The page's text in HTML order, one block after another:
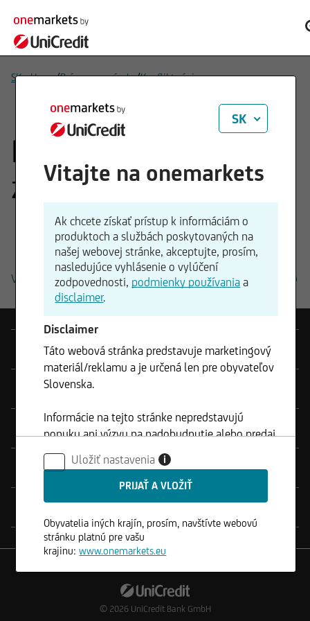
SK - Home/Právne poznámky/Konflikt záujmov
Potenciálne konflikty
záujmov
Všeobecné ustanovenia na riešenie konfliktu záujmov (PDF)
Produkty
Nástroje
Právne poznámky
Kontakt
© 2026 UniCredit Bank GmbH
SK
Vitajte na onemarkets
Ak chcete získať prístup k informáciám o
produktoch a službách poskytovaných na
našej webovej stránke, akceptujte, prosím,
nasledujúce vyhlásenie o vylúčení
zodpovednosti, podmienky používania a
disclaimer.
Disclaimer
Táto webová stránka predstavuje marketingový
materiál/reklamu a je určená len pre obyvateľov
Slovenska.
Informácie na tejto stránke nepredstavujú
ponuku ani výzvu na nadobudnutie alebo predaj
akýchkoľvek cenných papierov a nesmú byť
klientom použité v žiadnej jurisdikcií, kde je
takéto použitie zakázané.
Uložiť nastavenia i
Obyvatelia iných krajín, prosím, navštívte webovú
stránku platnú pre vašu
krajinu:www.onemarkets.eu